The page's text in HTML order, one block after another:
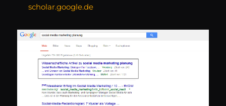
scholar.google.de